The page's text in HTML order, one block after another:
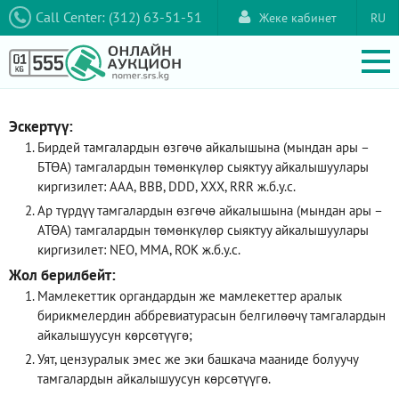
Call Center: (312) 63-51-51 RU
Жеке кабинет
Эскертүү:
Бирдей тамгалардын өзгөчө айкалышына (мындан ары –
БТӨА) тамгалардын төмөнкүлөр сыяктуу айкалышуулары
киргизилет: AAA, ВВВ, DDD, XXX, RRR ж.б.у.с.
Ар түрдүү тамгалардын өзгөчө айкалышына (мындан ары –
АТӨА) тамгалардын төмөнкүлөр сыяктуу айкалышуулары
киргизилет: NEO, ММА, ROK ж.б.у.с.
Жол берилбейт:
Мамлекеттик органдардын же мамлекеттер аралык
бирикмелердин аббревиатурасын белгилөөчү тамгалардын
айкалышуусун көрсөтүүгө;
Уят, цензуралык эмес же эки башкача мааниде болуучу
тамгалардын айкалышуусун көрсөтүүгө.